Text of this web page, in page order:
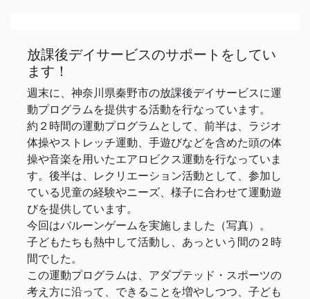
放課後デイサービスのサポートをしてい
ます！
週末に、神奈川県秦野市の放課後デイサービスに運
動プログラムを提供する活動を行なっています。
約２時間の運動プログラムとして、前半は、ラジオ
体操やストレッチ運動、手遊びなどを含めた頭の体
操や音楽を用いたエアロビクス運動を行なっていま
す。後半は、レクリエーション活動として、参加し
ている児童の経験やニーズ、様子に合わせて運動遊
びを提供しています。
今回はバルーンゲームを実施しました（写真）。
子どもたちも熱中して活動し、あっという間の２時
間でした。
この運動プログラムは、アダプテッド・スポーツの
考え方に沿って、できることを増やしつつ、子ども